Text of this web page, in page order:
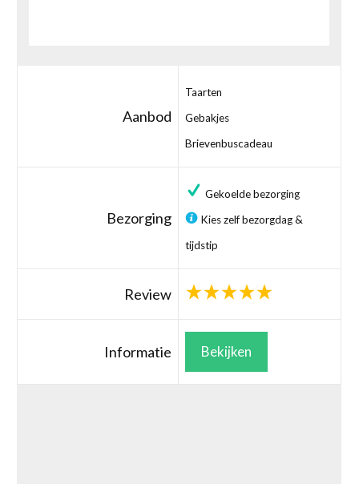
Aanbod
Taarten
Gebakjes
Brievenbuscadeau
Bezorging
Gekoelde bezorging
Kies zelf bezorgdag &
tijdstip
Review
Informatie Bekijken